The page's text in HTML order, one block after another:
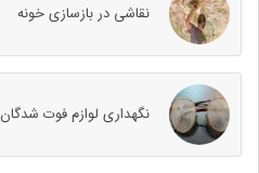
نقاشی در بازسازی خونه
نگهداری لوازم فوت شدگان